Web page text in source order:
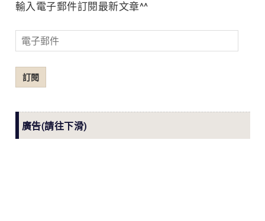
輸入電子郵件訂閱最新文章^^
電
子
郵
件
訂閱
廣告(請往下滑)